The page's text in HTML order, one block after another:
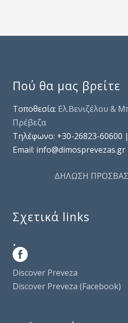
Πού θα μας βρείτε
Τοποθεσία: Ελ.Βενιζέλου &
Πρέβεζα
Τηλέφωνo: +30-26823-60600
Email: info@dimosprevezas.gr
ΔΗΛΩΣΗ
Σχετικά links
.
Discover Preveza
Discover Preveza (Facebook)